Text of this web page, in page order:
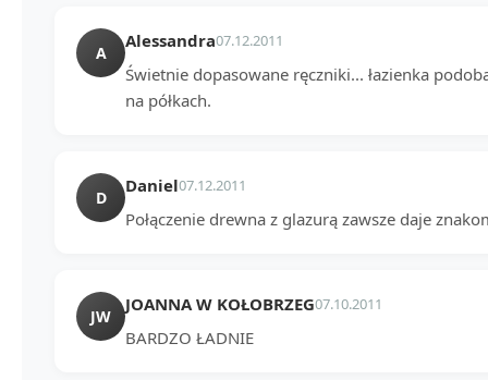
A
Alessandra07.12.2011
Świetnie dopasowane ręczniki... łazienka
na półkach.
D
Daniel07.12.2011
Połączenie drewna z glazurą zawsze daje
JW
JOANNA W KOŁOBRZEG07.10.2011
BARDZO ŁADNIE